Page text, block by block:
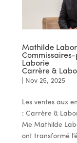
Mathilde
Commissaires-
Laborie
Carrère &
Nov 25, 2025
Les ventes aux
: Carrère &
Me Mathilde
ont transformé